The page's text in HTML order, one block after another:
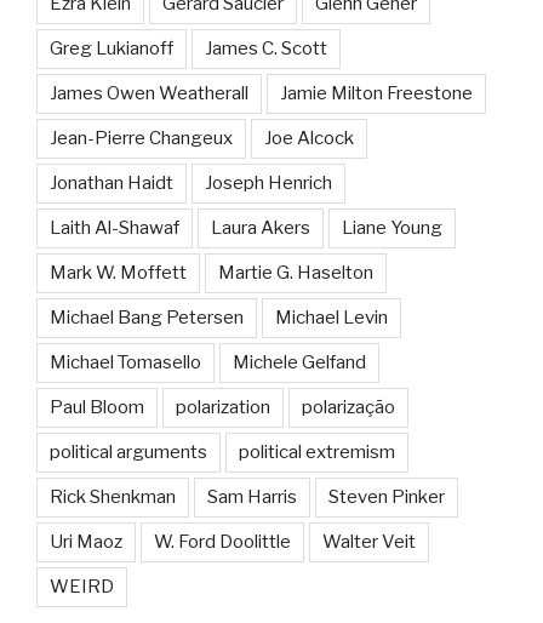
Greg Lukianoff James C. Scott
James Owen Weatherall Jamie Milton Freestone
Jean-Pierre Changeux Joe Alcock
Jonathan Haidt Joseph Henrich
Laith Al-Shawaf Laura Akers Liane Young
Mark W. Moffett Martie G. Haselton
Michael Bang Petersen Michael Levin
Michael Tomasello Michele Gelfand
Paul Bloom polarization polarização
political arguments political extremism
Rick Shenkman Sam Harris Steven Pinker
Uri Maoz W. Ford Doolittle Walter Veit
WEIRD